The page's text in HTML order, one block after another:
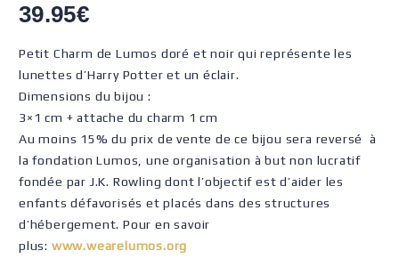
39.95€
Petit Charm de Lumos doré et noir qui représente les
lunettes d’Harry Potter et un éclair.
Dimensions du bijou :
3×1 cm + attache du charm 1 cm
Au moins 15% du prix de vente de ce bijou sera reversé à
la fondation Lumos, une organisation à but non lucratif
fondée par J.K. Rowling dont l’objectif est d’aider les
enfants défavorisés et placés dans des structures
d’hébergement. Pour en savoir
plus: www.wearelumos.org